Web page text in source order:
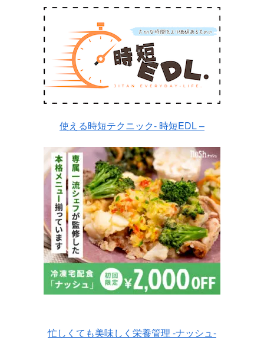
使える時短テクニック- 時短EDL –
忙しくても美味しく栄養管理 -ナッシュ-